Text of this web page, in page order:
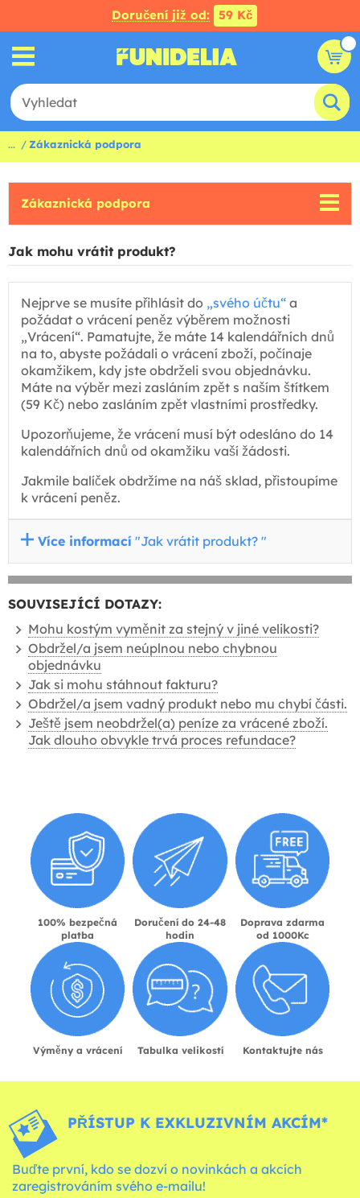
Doručení již od: 59 Kč
... Zákaznická podpora
Zákaznická podpora
Jak mohu vrátit produkt?
Nejprve se musíte přihlásit do „svého účtu“ a
požádat o vrácení peněz výběrem možnosti
„Vrácení“. Pamatujte, že máte 14 kalendářních dnů
na to, abyste požádali o vrácení zboží, počínaje
okamžikem, kdy jste obdrželi svou objednávku.
Máte na výběr mezi zasláním zpět s naším štítkem
(59 Kč) nebo zasláním zpět vlastními prostředky.
Upozorňujeme, že vrácení musí být odesláno do 14
kalendářních dnů od okamžiku vaší žádosti.
Jakmile balíček obdržíme na náš sklad, přistoupíme
k vrácení peněz.
Více informací "Jak vrátit produkt? "
SOUVISEJÍCÍ DOTAZY:
Mohu kostým vyměnit za stejný v jiné velikosti?
Obdržel/a jsem neúplnou nebo chybnou
objednávku
Jak si mohu stáhnout fakturu?
Obdržel/a jsem vadný produkt nebo mu chybí části.
Ještě jsem neobdržel(a) peníze za vrácené zboží.
Jak dlouho obvykle trvá proces refundace?
100% bezpečná
platba
Doručení do 24-48
hodin
Doprava zdarma
od 1000Kc
Výměny a vrácení Tabulka velikostí Kontaktujte nás
PŘÍSTUP K EXKLUZIVNÍM AKCÍM*
Buďte první, kdo se dozví o novinkách a akcích
zaregistrováním svého e-mailu!